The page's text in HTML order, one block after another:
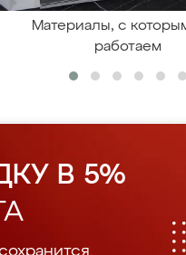
Материалы, с
работаем
В 5%